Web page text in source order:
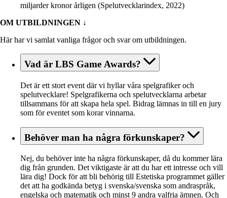
miljarder kronor årligen (Spelutvecklarindex, 2022)
OM UTBILDNINGEN ↓
Här har vi samlat vanliga frågor och svar om utbildningen.
Vad är LBS Game Awards?
Det är ett stort event där vi hyllar våra spelgrafiker och
spelutvecklare! Spelgrafikerna och spelutvecklarna arbetar
tillsammans för att skapa hela spel. Bidrag lämnas in till en jury
som för eventet som korar vinnarna.
Behöver man ha några förkunskaper?
Nej, du behöver inte ha några förkunskaper, då du kommer lära
dig från grunden. Det viktigaste är att du har ett intresse och vill
lära dig! Dock för att bli behörig till Estetiska programmet gäller
det att ha godkända betyg i svenska/svenska som andraspråk,
engelska och matematik och minst 9 andra valfria ämnen. Och